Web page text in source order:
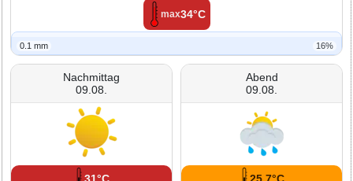
max34°C
0.1 mm 16%
Nachmittag
09.08.
Abend
09.08.